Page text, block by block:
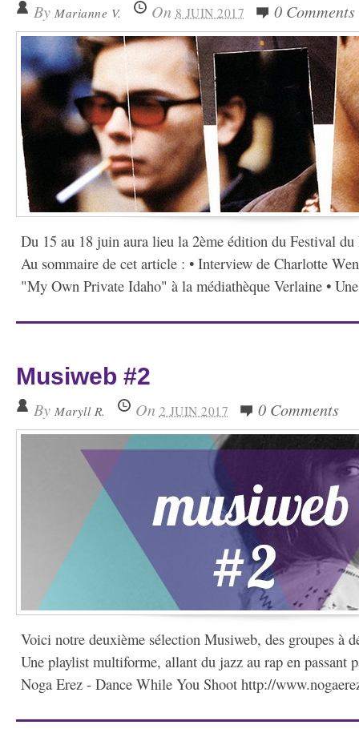
By Marianne V. On 8 JUIN 2017 0 Comments
Du 15 au 18 juin aura lieu la 2ème édition du Festival
Au sommaire de cet article : • Interview de Charlotte
"My Own Private Idaho" à la médiathèque Verlaine •
Musiweb #2
By Maryll R. On 2 JUIN 2017 0 Comments
Voici notre deuxième sélection Musiweb, des groupes à
Une playlist multiforme, allant du jazz au rap en passant
Noga Erez - Dance While You Shoot http://